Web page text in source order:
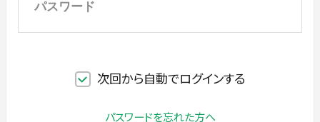
次回から自動でログインする
パスワードを忘れた方へ